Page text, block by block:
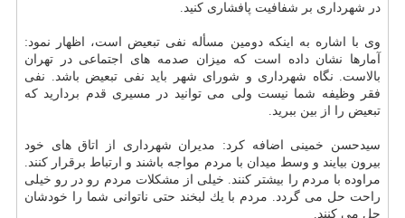
در شهرداری بر شفافیت پافشاری كنید.
وی با اشاره به اینكه دومین مسأله نفی تبعیض است، اظهار نمود:
آمارها نشان داده است كه میزان صدمه های اجتماعی در تهران
بالاست. نگاه شهرداری و شورای شهر باید نفی تبعیض باشد. نفی
فقر وظیفه شما نیست ولی می توانید در مسیری قدم بردارید كه
تبعیض را از بین ببرید.
سیدحسن خمینی اضافه كرد: مدیران شهرداری از اتاق های خود
بیرون بیایند و وسط میدان با مردم مواجه باشند و ارتباط برقرار كنند.
مراوده با مردم را بیشتر كنند. خیلی از مشكلات مردم رو در رو خیلی
راحت حل می گردد. مردم با یك لبخند حتی ناتوانی شما را خودشان
حل می كنند.